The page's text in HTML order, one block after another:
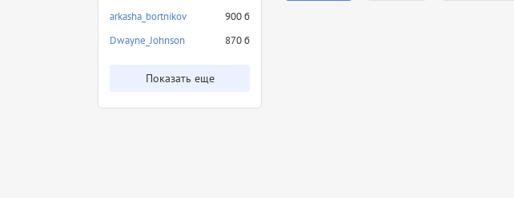
arkasha_bortnikov
900 б
Dwayne_Johnson
870 б
Показать еще